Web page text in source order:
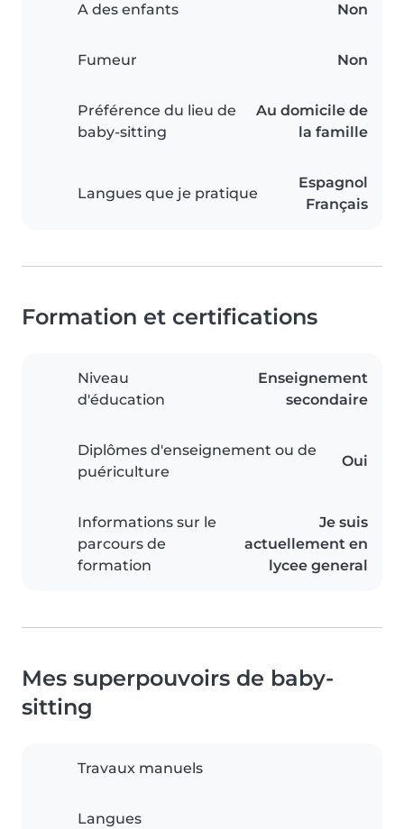
A des enfants Non
Fumeur Non
Préférence du lieu de
baby-sitting
Au domicile de
la famille
Langues que je pratique
Espagnol
Français
Formation et certifications
Niveau
d'éducation
Enseignement
secondaire
Diplômes d'enseignement ou de
puériculture
Oui
Informations sur le
parcours de
formation
Je suis
actuellement en
lycee general
Mes superpouvoirs de baby-
sitting
Travaux manuels
Langues